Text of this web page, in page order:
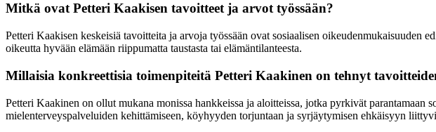
Mitkä ovat Petteri Kaakisen tavoitteet ja arvot työssään?
Petteri Kaakisen keskeisiä tavoitteita ja arvoja työssään ovat sosiaalisen
oikeutta hyvään elämään riippumatta taustasta tai elämäntilanteesta.
Millaisia konkreettisia toimenpiteitä Petteri Kaakinen on tehnyt
Petteri Kaakinen on ollut mukana monissa hankkeissa ja aloitteissa, jotka pyrkivät
mielenterveyspalveluiden kehittämiseen, köyhyyden torjuntaan ja syrjäytymisen ehkäisyyn